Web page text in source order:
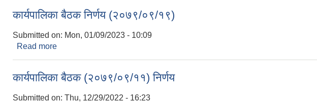
कार्यपालिका बैठक निर्णय (२०७९/०९/१९)
Submitted on: Mon, 01/09/2023 - 10:09
Read more
कार्यपालिका बैठक (२०७९/०९/११) निर्णय
Submitted on: Thu, 12/29/2022 - 16:23